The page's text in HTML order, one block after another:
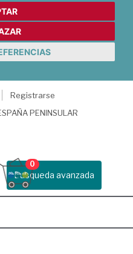
Registrarse
PENINSULAR
Busqueda avanzada
0